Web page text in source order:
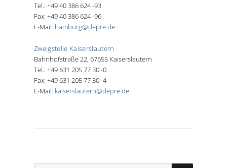
Tel.: +49 40 386 624 -93
Fax: +49 40 386 624 -96
E-Mail: hamburg@depre.de
Zweigstelle Kaiserslautern
Bahnhofstraße 22, 67655 Kaiserslautern
Tel.: +49 631 205 77 30 -0
Fax: +49 631 205 77 30 -4
E-Mail: kaiserslautern@depre.de